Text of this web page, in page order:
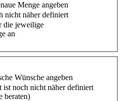
Menge angeben
nicht näher definiert
die jeweilige
an
Wünsche angeben
ist noch nicht näher definiert
beraten)